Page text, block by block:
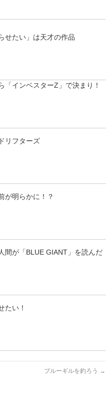
せたい」は天才の作品
「インベスターZ」で決まり！
リフターズ
が明らかに！？
間が「BLUE GIANT」を読んだ
たい！
ブルーギルを釣ろう →